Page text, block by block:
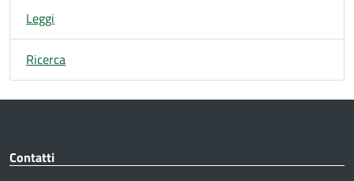
Leggi
Ricerca
Contatti